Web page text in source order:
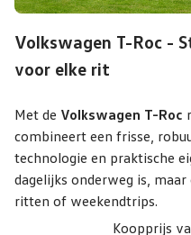
Volkswagen T-Roc -
voor elke rit
Met de Volkswagen T-Roc
combineert een frisse,
technologie en praktische
dagelijks onderweg is,
ritten of weekendtrips.
Koopprijs